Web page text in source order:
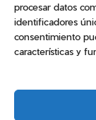
procesar datos
identificadores
consentimiento
características y
ATENCIÓN
CONTACTO
+34 603 470 905